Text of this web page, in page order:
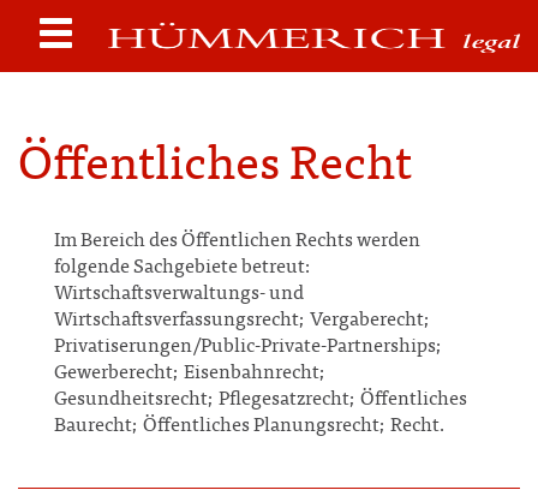
Öffentliches Recht
Im Bereich des Öffentlichen Rechts werden
folgende Sachgebiete betreut:
Wirtschaftsverwaltungs- und
Wirtschaftsverfassungsrecht; Vergaberecht;
Privatiserungen/Public-Private-Partnerships;
Gewerberecht; Eisenbahnrecht;
Gesundheitsrecht; Pflegesatzrecht; Öffentliches
Baurecht; Öffentliches Planungsrecht; Recht.